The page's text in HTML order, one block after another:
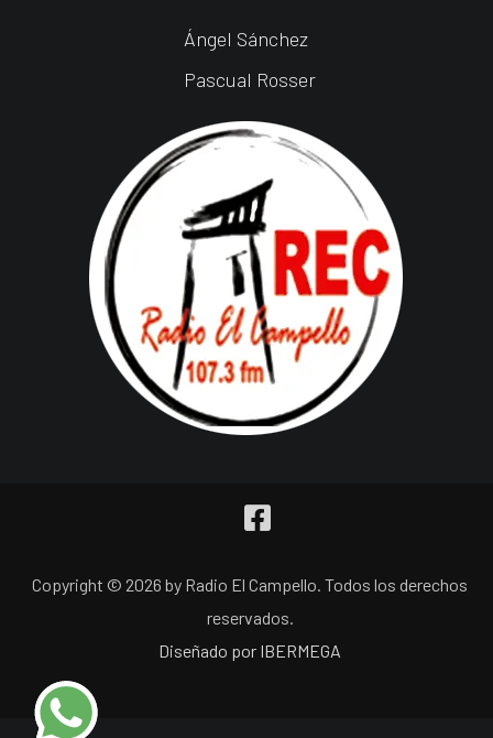
Ángel Sánchez
Pascual Rosser
Copyright © 2026 by Radio El Campello. Todos los derechos
reservados.
Diseñado por IBERMEGA